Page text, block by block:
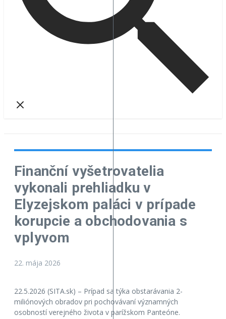
Finanční vyšetrovatelia
vykonali prehliadku v
Elyzejskom paláci v prípade
korupcie a obchodovania s
vplyvom
22. mája 2026
22.5.2026 (SITA.sk) – Prípad sa týka obstarávania 2-
miliónových obradov pri pochovávaní významných
osobností verejného života v parížskom Panteóne.